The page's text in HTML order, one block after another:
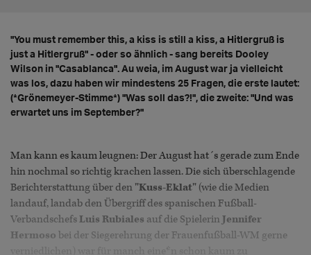
"You must remember this, a kiss is still a kiss, a Hitlergruß is
just a Hitlergruß" - oder so ähnlich - sang bereits Dooley
Wilson in "Casablanca". Au weia, im August war ja vielleicht
was los, dazu haben wir mindestens 25 Fragen, die erste lautet:
(*Grönemeyer-Stimme*) "Was soll das?!", die zweite: "Und was
erwartet uns im September?"
Man kann es kaum leugnen: Der August hat´s gerade zum Ende
hin nochmal so richtig krachen lassen. Die sich überschlagende
Berichterstattung über den "Kuss-Eklat" (wie die Medien
landauf, landab den Übergriff des spanischen Fußball-
VerbandschefsLuis Rubiales auf die Spielerin Jennifer
Hermoso bei der Siegerehrung der Frauenfußball-WM gerne